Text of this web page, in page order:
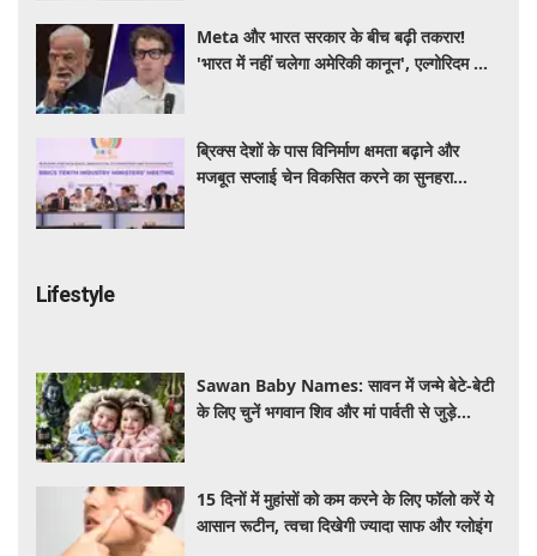
Meta और भारत सरकार के बीच बढ़ी तकरार!
'भारत में नहीं चलेगा अमेरिकी कानून', एल्गोरिदम को
ब्रिक्स देशों के पास विनिर्माण क्षमता बढ़ाने और
मजबूत सप्लाई चेन विकसित करने का सुनहरा
Lifestyle
Sawan Baby Names: सावन में जन्मे बेटे-बेटी
के लिए चुनें भगवान शिव और मां पार्वती से जुड़े
15 दिनों में मुहांसों को कम करने के लिए फॉलो करें ये
आसान रूटीन, त्वचा दिखेगी ज्यादा साफ और ग्लोइंग